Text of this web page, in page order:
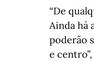
“De
Ainda há
poderão
e